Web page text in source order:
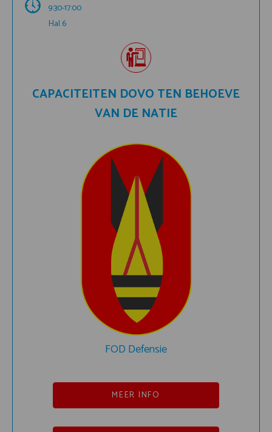
9:30-17:00
Hal 6
CAPACITEITEN DOVO TEN BEHOEVE
VAN DE NATIE
FOD Defensie
MEER INFO